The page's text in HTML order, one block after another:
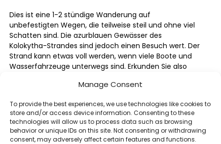
Manage Consent
To provide the best experiences, we use technologies like cookies to
store and/or access device information. Consenting to these
technologies will allow us to process data such as browsing
behavior or unique IDs on this site. Not consenting or withdrawing
consent, may adversely affect certain features and functions.
Dies ist eine 1-2 stündige Wanderung auf
unbefestigten Wegen, die teilweise steil und ohne viel
Schatten sind. Die azurblauen Gewässer des
Kolokytha-Strandes sind jedoch einen Besuch wert. Der
Strand kann etwas voll werden, wenn viele Boote und
Wasserfahrzeuge unterwegs sind. Erkunden Sie also
Nehmen Sie ausreichend Essen und Wasser mit.
Zuerst geht es über den Isthmus mit Blick auf die Bucht
und den Kanal, dann hinauf zur St. Lukas-Kapelle (Άγιο
Λουκά) entlang der Steinpfade und den Hügel hinauf,
während man die Aussicht auf die Bucht und die